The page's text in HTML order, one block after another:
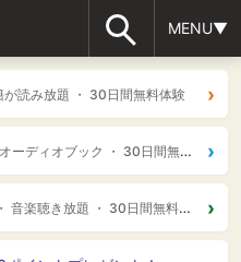
MENU▼
読み放題 ・ 30日間無料体験 ›
ディオブック ・ 30日間無料体験 ›
音楽聴き放題 ・ 30日間無料体験 ›